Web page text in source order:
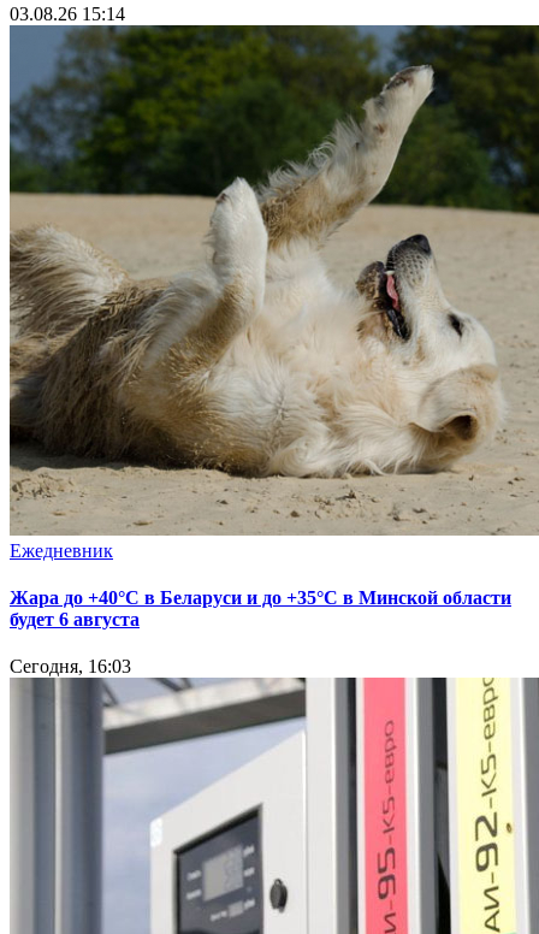
03.08.26 15:14
Ежедневник
Жара до +40°С в Беларуси и до +35°С в Минской области
будет 6 августа
Сегодня, 16:03